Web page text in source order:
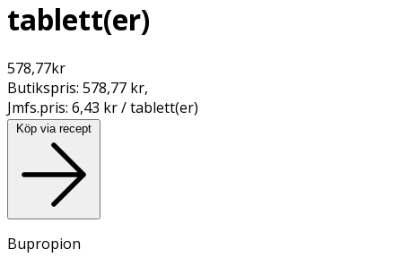
tablett(er)
578,77kr
Butikspris: 578,77 kr,
Jmfs.pris: 6,43 kr / tablett(er)
Köp via recept
Bupropion